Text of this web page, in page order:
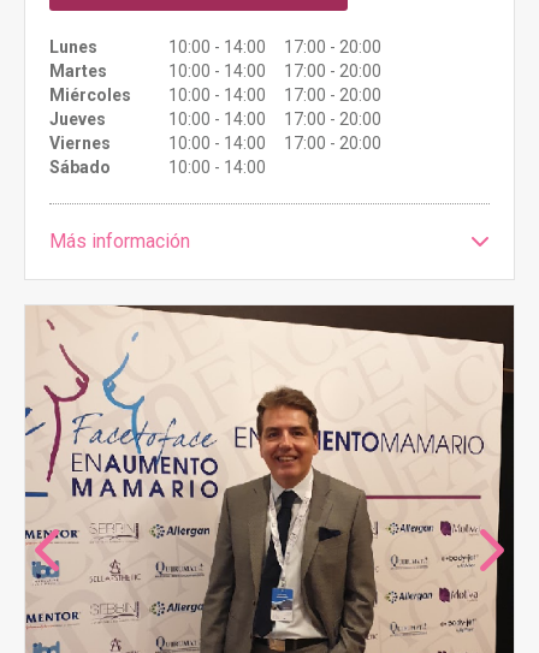
Lunes
10:00 - 14:00 17:00 - 20:00
Martes
10:00 - 14:00 17:00 - 20:00
Miércoles
10:00 - 14:00 17:00 - 20:00
Jueves
10:00 - 14:00 17:00 - 20:00
Viernes
10:00 - 14:00 17:00 - 20:00
Sábado
10:00 - 14:00
Más información